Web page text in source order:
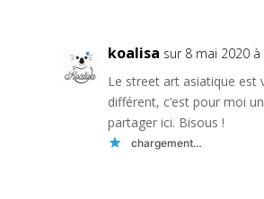
koalisa sur 8 mai 2020
Le street art asiatique est
différent, c’est pour moi
partager ici. Bisous !
chargement…